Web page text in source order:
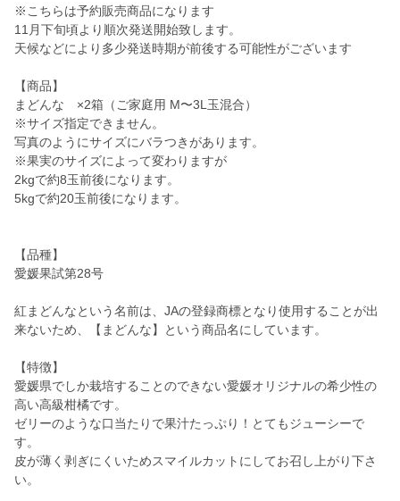
※こちらは予約販売商品になります
11月下旬頃より順次発送開始致します。
天候などにより多少発送時期が前後する可能性がございます
【商品】
まどんな ×2箱（ご家庭用 M〜3L玉混合）
※サイズ指定できません。
写真のようにサイズにバラつきがあります。
※果実のサイズによって変わりますが
2kgで約8玉前後になります。
5kgで約20玉前後になります。
【品種】
愛媛果試第28号
紅まどんなという名前は、JAの登録商標となり使用することが出
来ないため、【まどんな】という商品名にしています。
【特徴】
愛媛県でしか栽培することのできない愛媛オリジナルの希少性の
高い高級柑橘です。
ゼリーのような口当たりで果汁たっぷり！とてもジューシーで
す。
皮が薄く剥ぎにくいためスマイルカットにしてお召し上がり下さ
い。